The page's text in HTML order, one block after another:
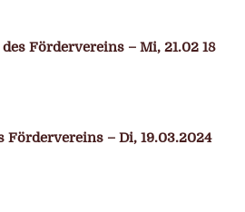
Fördervereins – Mi, 21.02 18
Fördervereins – Di, 19.03.2024